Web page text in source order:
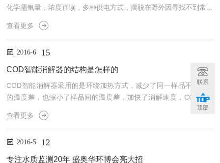
化学需氧量，浓度直读，多种供电方式，摆脱在野外因寻找不到常规
电源而无法进行检测的困扰，预置液体试剂管直接取样+比色管比
色，整个测定过程只需15分钟，便携式cod测定仪及野外使用器具，
便携式cod测定仪满足大批量的水样测定，海量数据存储、打印、上
传至计算机等多种方式，保证清晰、迅捷的检索到所需的历史数据，
利用冷光、单色光源，光学稳定性，不会受到各种光的干扰，...
查看更多
2016-6 15
COD智能消解器的结构是怎样的
COD智能消解器采用的是环绕加热方式，减少了同一样品不同部位
的温度差，也缩小了样品间的温度差，加快了消解速度，COD消解
器同时也提高了实验的重复性和稳定性。可一次性处理多个样品，使
用成本低，节约电能。COD智能消解器采用国家标准，水杨酸比色
次氯酸钠，使试剂溶液含氯稳定性和有效性大大增强。COD智能消
解器可进行标准比色曲线的制作、贮存，并或根据不同水体对象进行
查看更多
2016-5 12
专注水质监测20年 盛奥华环博会亮大招
联系
顶部